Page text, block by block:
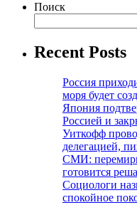
Поиск
Recent Posts
Россия
моря будет
Япония
Россией и
Уиткофф
делегацией,
СМИ:
готовится
Социологи
спокойное